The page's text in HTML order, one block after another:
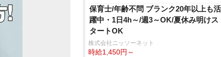
保育士/年齢不問 ブランク20年以上も活
躍中・1日4h～/週3～OK/夏休み明けス
タートOK
株式会社ニッソーネット
時給1,450円～